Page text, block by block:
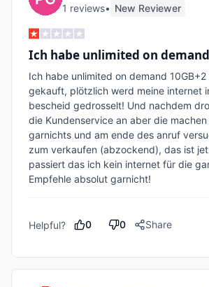
1 reviews• New Reviewer
Ich habe unlimited on
Ich habe unlimited on demand
gekauft, plötzlich werd meine internet
bescheid gedrosselt! Und nachdem
die Kundenservice an aber die
garnichts und am ende des anruf
zum verkaufen (abzockend), das ist
passiert das ich kein internet für die
Helpful? 0 0 Share